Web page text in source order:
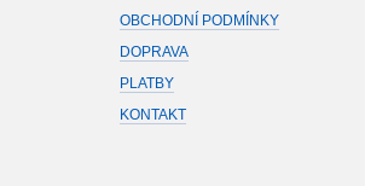
OBCHODNÍ PODMÍNKY
DOPRAVA
PLATBY
KONTAKT